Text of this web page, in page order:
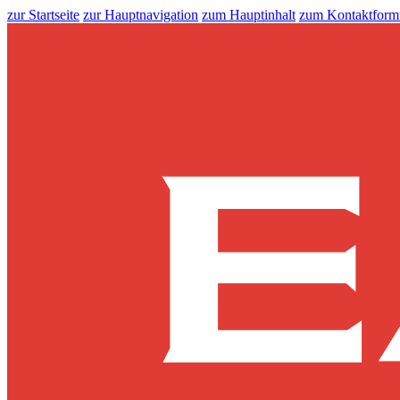
zur Startseite zur Hauptnavigation zum Hauptinhalt zum